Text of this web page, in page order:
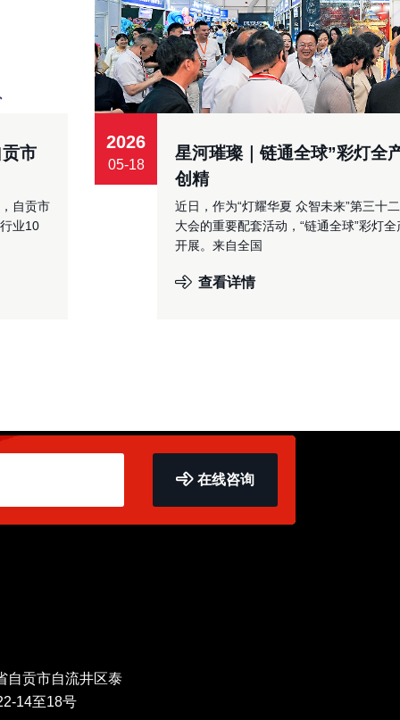
市
自贡市
业10
2026
05-18
星河璀璨｜链通全球”彩灯全
创精
近日，作为“灯耀华夏 众智未来”第三
大会的重要配套活动，“链通全球”彩灯
开展。来自全国
查看详情
在线咨询
自贡市自流井区泰
14至18号